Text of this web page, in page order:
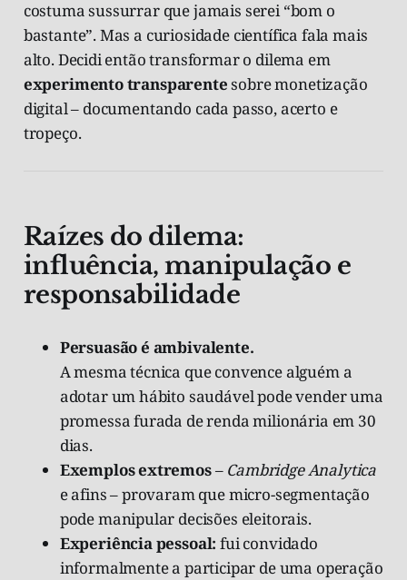
costuma sussurrar que jamais serei “bom o
bastante”. Mas a curiosidade científica fala mais
alto. Decidi então transformar o dilema em
experimento transparentesobre monetização
digital – documentando cada passo, acerto e
tropeço.
Raízes do dilema:
influência, manipulação e
responsabilidade
Persuasão é ambivalente.
A mesma técnica que convence alguém a
adotar um hábito saudável pode vender uma
promessa furada de renda milionária em 30
dias.
Exemplos extremos– Cambridge Analytica
e afins – provaram que micro-segmentação
pode manipular decisões eleitorais.
Experiência pessoal: fui convidado
informalmente a participar de uma operação